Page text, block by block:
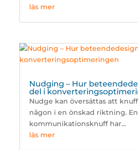
läs mer
Nudging – Hur
del i
Nudge kan översättas att
någon i en önskad riktning. En
kommunikationsknuff har...
läs mer